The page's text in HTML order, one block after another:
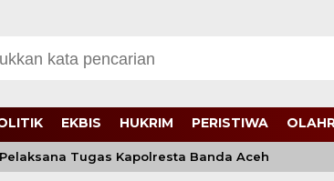
EKBIS HUKRIM PERISTIWA
Tugas Kapolresta Banda Aceh